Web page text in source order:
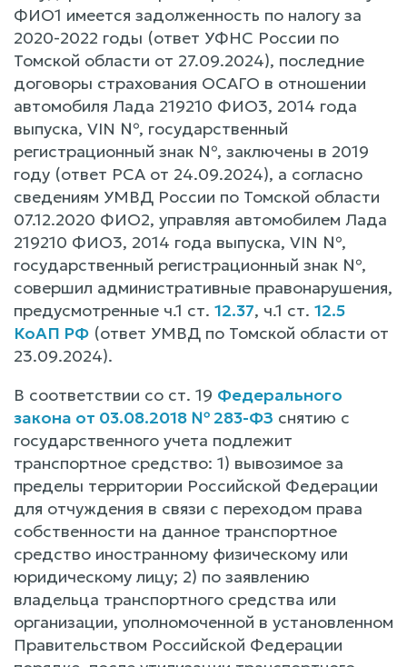
ФИО1 имеется задолженность по налогу за
2020-2022 годы (ответ УФНС России по
Томской области от 27.09.2024), последние
договоры страхования ОСАГО в отношении
автомобиля Лада 219210 ФИО3, 2014 года
выпуска, VIN №, государственный
регистрационный знак №, заключены в 2019
году (ответ РСА от 24.09.2024), а согласно
сведениям УМВД России по Томской области
07.12.2020 ФИО2, управляя автомобилем Лада
219210 ФИО3, 2014 года выпуска, VIN №,
государственный регистрационный знак №,
совершил административные правонарушения,
предусмотренные ч.1 ст. 12.37, ч.1 ст. 12.5
КоАП РФ (ответ УМВД по Томской области от
23.09.2024).
В соответствии со ст. 19 Федерального
закона от 03.08.2018 № 283-ФЗ снятию с
государственного учета подлежит
транспортное средство: 1) вывозимое за
пределы территории Российской Федерации
для отчуждения в связи с переходом права
собственности на данное транспортное
средство иностранному физическому или
юридическому лицу; 2) по заявлению
владельца транспортного средства или
организации, уполномоченной в установленном
Правительством Российской Федерации